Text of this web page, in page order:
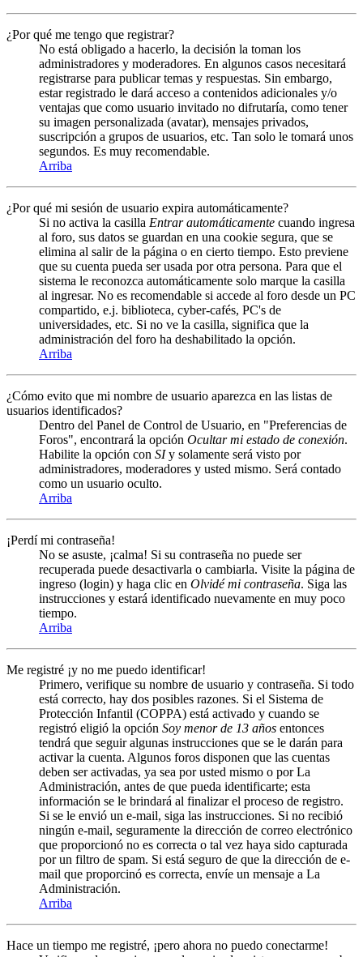
¿Por qué me tengo que registrar?
No está obligado a hacerlo, la decisión la toman los
administradores y moderadores. En algunos casos necesitará
registrarse para publicar temas y respuestas. Sin embargo,
estar registrado le dará acceso a contenidos adicionales y/o
ventajas que como usuario invitado no difrutaría, como tener
su imagen personalizada (avatar), mensajes privados,
suscripción a grupos de usuarios, etc. Tan solo le tomará unos
segundos. Es muy recomendable.
Arriba
¿Por qué mi sesión de usuario expira automáticamente?
Si no activa la casilla Entrar automáticamente cuando ingresa
al foro, sus datos se guardan en una cookie segura, que se
elimina al salir de la página o en cierto tiempo. Esto previene
que su cuenta pueda ser usada por otra persona. Para que el
sistema le reconozca automáticamente solo marque la casilla
al ingresar. No es recomendable si accede al foro desde un PC
compartido, e.j. biblioteca, cyber-cafés, PC's de
universidades, etc. Si no ve la casilla, significa que la
administración del foro ha deshabilitado la opción.
Arriba
¿Cómo evito que mi nombre de usuario aparezca en las listas de
usuarios identificados?
Dentro del Panel de Control de Usuario, en "Preferencias de
Foros", encontrará la opción Ocultar mi estado de conexión.
Habilite la opción con SIy solamente será visto por
administradores, moderadores y usted mismo. Será contado
como un usuario oculto.
Arriba
¡Perdí mi contraseña!
No se asuste, ¡calma! Si su contraseña no puede ser
recuperada puede desactivarla o cambiarla. Visite la página de
ingreso (login) y haga clic en Olvidé mi contraseña. Siga las
instrucciones y estará identificado nuevamente en muy poco
tiempo.
Arriba
Me registré ¡y no me puedo identificar!
Primero, verifique su nombre de usuario y contraseña. Si todo
está correcto, hay dos posibles razones. Si el Sistema de
Protección Infantil (COPPA) está activado y cuando se
registró eligió la opción Soy menor de 13 años entonces
tendrá que seguir algunas instrucciones que se le darán para
activar la cuenta. Algunos foros disponen que las cuentas
deben ser activadas, ya sea por usted mismo o por La
Administración, antes de que pueda identificarte; esta
información se le brindará al finalizar el proceso de registro.
Si se le envió un e-mail, siga las instrucciones. Si no recibió
ningún e-mail, seguramente la dirección de correo electrónico
que proporcionó no es correcta o tal vez haya sido capturada
por un filtro de spam. Si está seguro de que la dirección de e-
mail que proporcinó es correcta, envíe un mensaje a La
Administración.
Arriba
Hace un tiempo me registré, ¡pero ahora no puedo conectarme!